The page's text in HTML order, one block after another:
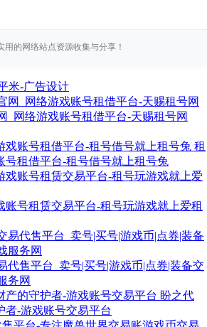
的网络站点资源收集与分享！
米-广告设计
_网络游戏账号租借平台-天赐租号网
租
号租借平台-租号借号就上租号兔
账号租赁交易平台-租号玩游戏就上爱租
代售平台_卖号|买号|游戏币|点券|装备交
务网
盼之代
者-游戏账号交易平台